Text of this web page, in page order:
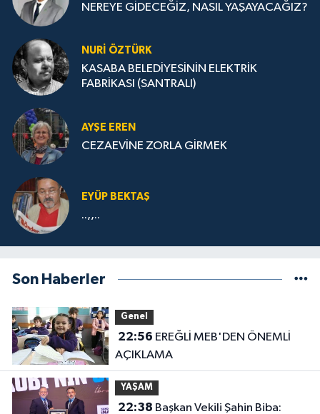
NEREYE GİDECEĞİZ, NASIL YAŞAYACAĞIZ?
NURİ ÖZTÜRK
KASABA BELEDİYESİNİN ELEKTRİK
FABRİKASI (SANTRALI)
AYŞE EREN
CEZAEVİNE ZORLA GİRMEK
EYÜP BEKTAŞ
..,,..
Son Haberler
Genel
22:56
AÇIKLAMA
YAŞAM
22:38